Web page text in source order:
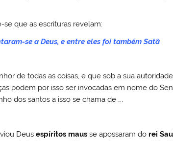
que as escrituras revelam:
se a Deus, e entre eles foi também Satã
de todas as coisas, e que sob a sua
podem por isso ser invocadas em nome do
dos santos a isso se chama de ….
Deusespíritos maus se apossaram do rei